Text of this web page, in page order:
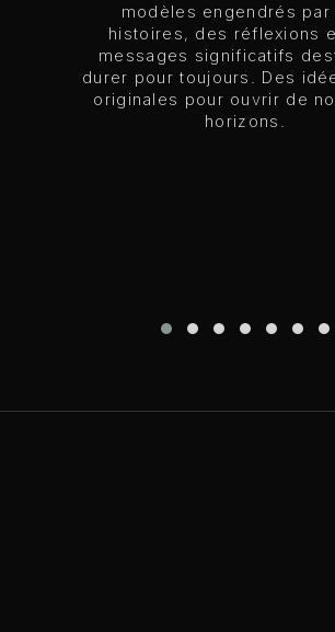
modèles engendrés par des
histoires, des réflexions et des
messages significatifs destinés à
durer pour toujours. Des idées assez
originales pour ouvrir de nouveaux
horizons.